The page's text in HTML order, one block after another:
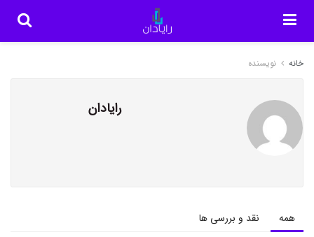
خانه نویسنده
رایادان
همه نقد و بررسی ها